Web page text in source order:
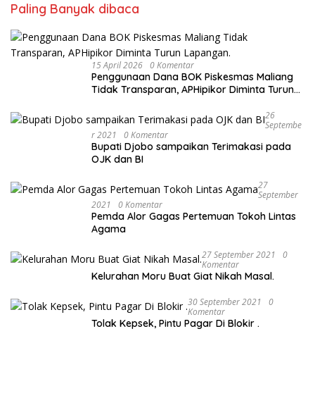
Paling Banyak dibaca
15 April 2026 0 Komentar
Penggunaan Dana BOK Piskesmas Maliang
Tidak Transparan, APHipikor Diminta Turun
26
Septembe
R 2021
0 Komentar
Bupati Djobo sampaikan Terimakasi pada
OJK dan BI
27
September
2021
0 Komentar
Pemda Alor Gagas Pertemuan Tokoh Lintas
Agama
27 September 2021
0
Komentar
Kelurahan Moru Buat Giat Nikah Masal.
30 September 2021
0
Komentar
Tolak Kepsek, Pintu Pagar Di Blokir .